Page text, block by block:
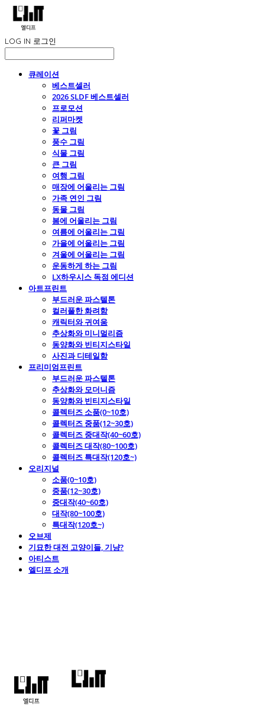
LOG IN 로그인
큐레이션
베스트셀러
2026 SLDF 베스트셀러
프로모션
리퍼마켓
꽃 그림
풍수 그림
식물 그림
큰 그림
여행 그림
매장에 어울리는 그림
가족 연인 그림
동물 그림
봄에 어울리는 그림
여름에 어울리는 그림
가을에 어울리는 그림
겨울에 어울리는 그림
운동하게 하는 그림
LX하우시스 독점 에디션
아트프린트
부드러운 파스텔톤
컬러풀한 화려함
캐릭터와 귀여움
추상화와 미니멀리즘
동양화와 빈티지스타일
사진과 디테일함
프리미엄프린트
부드러운 파스텔톤
추상화와 모더니즘
동양화와 빈티지스타일
콜렉터즈 소품(0~10호)
콜렉터즈 중품(12~30호)
콜렉터즈 중대작(40~60호)
콜렉터즈 대작(80~100호)
콜렉터즈 특대작(120호~)
오리지널
소품(0~10호)
중품(12~30호)
중대작(40~60호)
대작(80~100호)
특대작(120호~)
오브제
기묘한 대전 고양이들, 기냥?
아티스트
엘디프 소개